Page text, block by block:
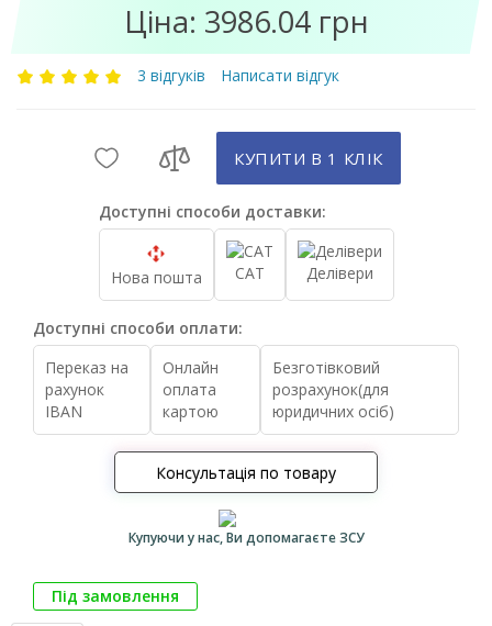
Ціна: 3986.04 грн
3 відгуків Написати відгук
КУПИТИ В 1 КЛIК
Доступні способи доставки:
Нова пошта САТ Делівери
Доступні способи оплати:
Переказ на
рахунок
IBAN
Онлайн
оплата
картою
Безготівковий
розрахунок(для
юридичних осіб)
Консультація по товару
Купуючи у нас, Ви допомагаєте ЗСУ
Під замовлення